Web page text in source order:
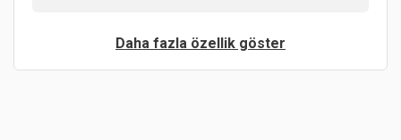
Daha fazla özellik göster